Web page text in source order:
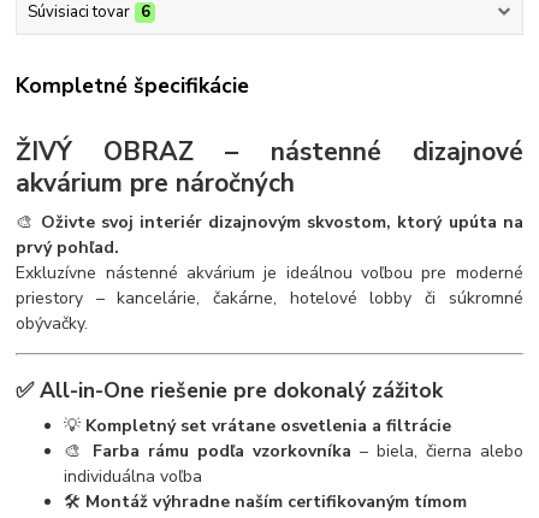
Súvisiaci tovar 6
Kompletné špecifikácie
ŽIVÝ OBRAZ – nástenné dizajnové
akvárium pre náročných
🎨 Oživte svoj interiér dizajnovým skvostom, ktorý upúta na
prvý pohľad.
Exkluzívne nástenné akvárium je ideálnou voľbou pre moderné
priestory – kancelárie, čakárne, hotelové lobby či súkromné
obývačky.
✅ All-in-One riešenie pre dokonalý zážitok
💡 Kompletný set vrátane osvetlenia a filtrácie
🎨 Farba rámu podľa vzorkovníka – biela, čierna alebo
individuálna voľba
🛠️ Montáž výhradne naším certifikovaným tímom